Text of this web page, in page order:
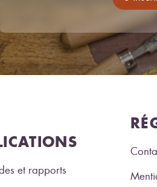
et rapports